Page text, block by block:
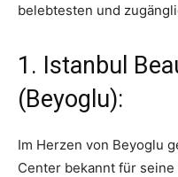
belebtesten und
1. Istanbul
(Beyoglu):
Im Herzen von Beyoglu
Center bekannt für